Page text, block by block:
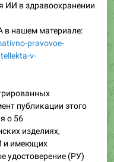
ИИ в здравоохранении
в нашем материале:
pravovoe-
v-
публикации этого
о 56
изделиях,
и имеющих
удостоверение (РУ)